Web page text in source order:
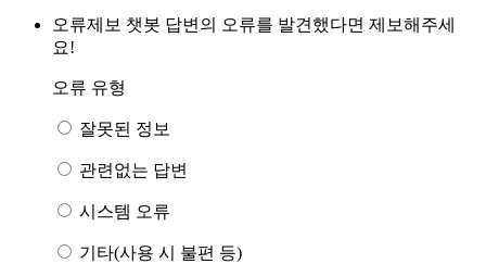
오류제보 챗봇 답변의 오류를 발견했다면 제보해주세
요!
오류 유형
잘못된 정보
관련없는 답변
시스템 오류
기타(사용 시 불편 등)